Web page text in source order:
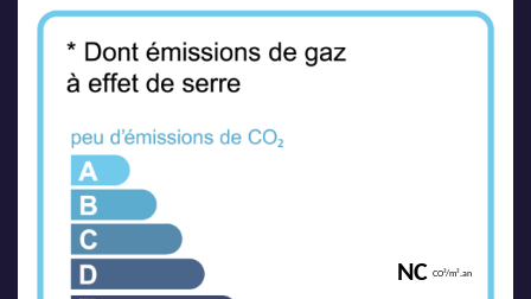
NC CO²/m².an